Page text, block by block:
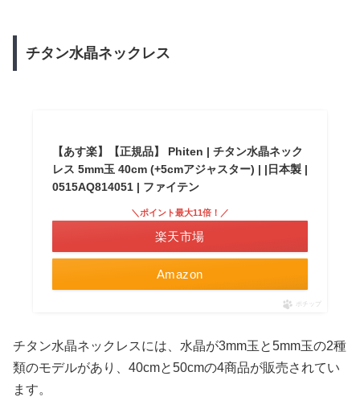
チタン水晶ネックレス
【あす楽】【正規品】 Phiten | チタン水晶ネック
レス 5mm玉 40cm (+5cmアジャスター) | |日本製 |
0515AQ814051 | ファイテン
Amazon
＼ポイント最大11倍！／
楽天市場
ポチップ
チタン水晶ネックレスには、水晶が3mm玉と5mm玉の2種
類のモデルがあり、40cmと50cmの4商品が販売されてい
ます。